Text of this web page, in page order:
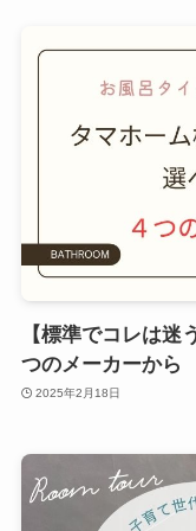
【標準でコレは迷
つのメーカーから
2025年2月18日